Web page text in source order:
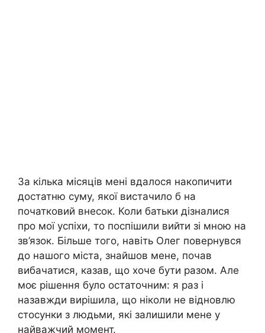
За кілька місяців мені вдалося накопичити
достатню суму, якої вистачило б на
початковий внесок. Коли батьки дізналися
про мої успіхи, то поспішили вийти зі мною на
зв’язок. Більше того, навіть Олег повернувся
до нашого міста, знайшов мене, почав
вибачатися, казав, що хоче бути разом. Але
моє рішення було остаточним: я раз і
назавжди вирішила, що ніколи не відновлю
стосунки з людьми, які залишили мене у
найважчий момент.